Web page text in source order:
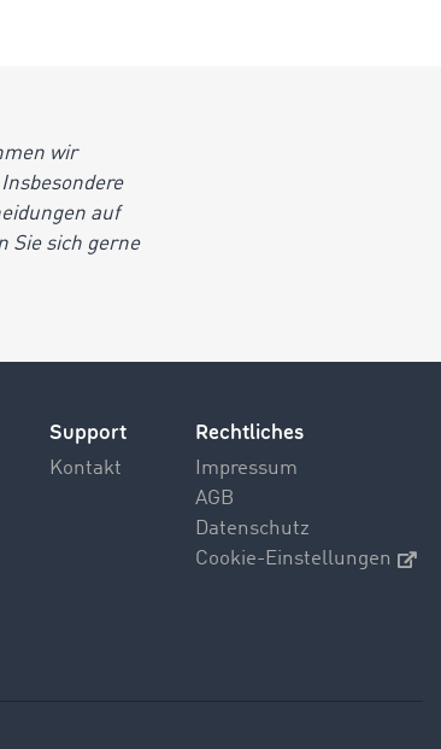
wir
auf
Sie sich gerne
Support
Kontakt
Rechtliches
Impressum
AGB
Datenschutz
Cookie-Einstellungen